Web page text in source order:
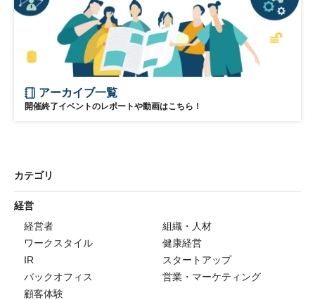
アーカイブ一覧
開催終了イベントのレポートや動画はこちら！
カテゴリ
経営
経営者
組織・人材
ワークスタイル
健康経営
IR
スタートアップ
バックオフィス
営業・マーケティング
顧客体験